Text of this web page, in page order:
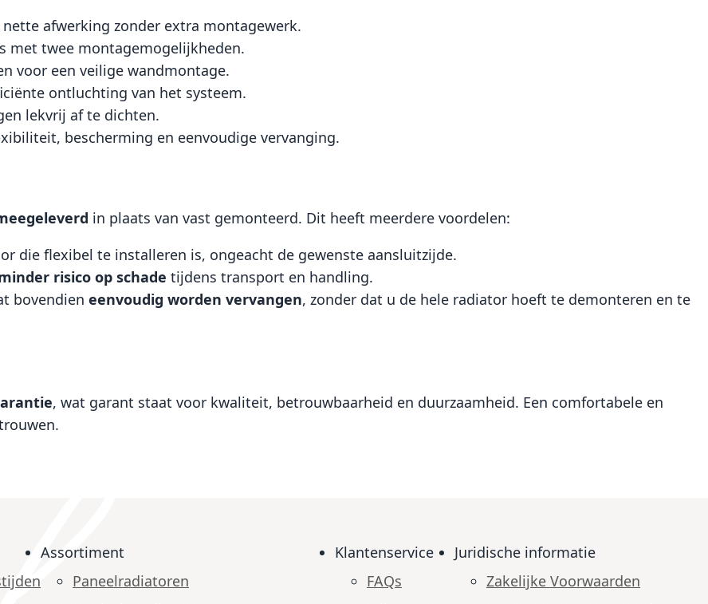
nette afwerking zonder extra montagewerk.
met twee montagemogelijkheden.
voor een veilige wandmontage.
ontluchting van het systeem.
lekvrij af te dichten.
bescherming en eenvoudige vervanging.
in plaats van vast gemonteerd. Dit heeft meerdere voordelen:
die flexibel te installeren is, ongeacht de gewenste aansluitzijde.
risico op schade tijdens transport en handling.
bovendien eenvoudig worden vervangen, zonder dat u de hele radiator hoeft te demonteren en te
, wat garant staat voor kwaliteit, betrouwbaarheid en duurzaamheid. Een comfortabele en
Assortiment
Paneelradiatoren
Klantenservice
FAQs
Juridische informatie
Zakelijke Voorwaarden